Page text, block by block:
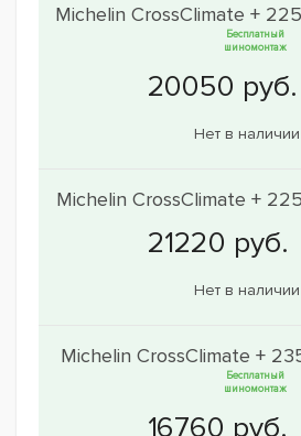
Michelin CrossClimate +
Бесплатный
шиномонтаж
Нет в наличии
Michelin CrossClimate +
Нет в наличии
Michelin CrossClimate +
Бесплатный
шиномонтаж